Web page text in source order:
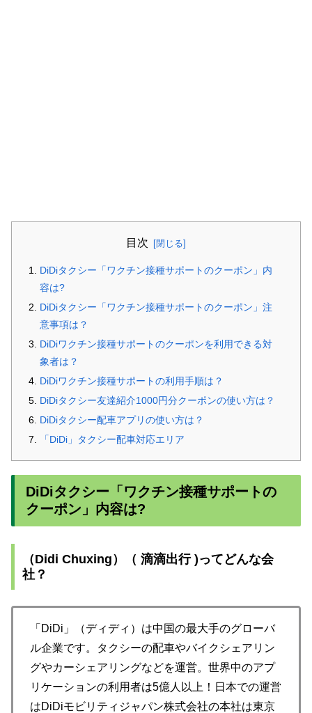
目次
DiDiタクシー「ワクチン接種サポートのクーポン」内
容は?
DiDiタクシー「ワクチン接種サポートのクーポン」注
意事項は？
DiDiワクチン接種サポートのクーポンを利用できる対
象者は？
DiDiワクチン接種サポートの利用手順は？
DiDiタクシー友達紹介1000円分クーポンの使い方は？
DiDiタクシー配車アプリの使い方は？
「DiDi」タクシー配車対応エリア
DiDiタクシー「ワクチン接種サポートの
クーポン」内容は?
（Didi Chuxing）（ 滴滴出行 )ってどんな会
社？
「DiDi」（ディディ）は中国の最大手のグローバ
ル企業です。タクシーの配車やバイクシェアリン
グやカーシェアリングなどを運営。世界中のアプ
リケーションの利用者は5億人以上！日本での運営
はDiDiモビリティジャパン株式会社の本社は東京